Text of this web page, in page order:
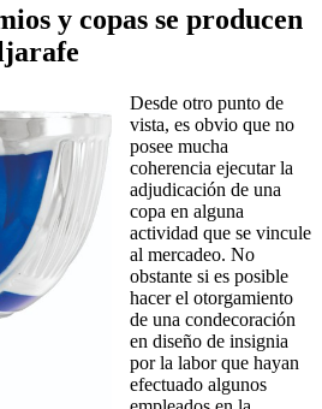
y copas se producen
Desde otro punto de
vista, es obvio que no
posee mucha
coherencia ejecutar la
adjudicación de una
copa en alguna
actividad que se vincule
al mercadeo. No
obstante si es posible
hacer el otorgamiento
de una condecoración
en diseño de insignia
por la labor que hayan
efectuado algunos